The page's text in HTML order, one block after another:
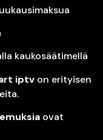
kaukosäätimellä
iptv on erityisen
ovat